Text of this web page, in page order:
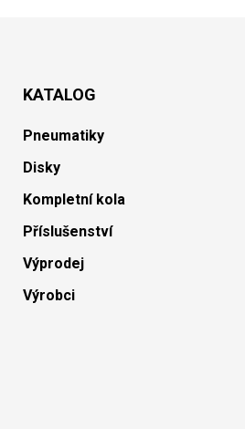
KATALOG
Pneumatiky
Disky
Kompletní kola
Příslušenství
Výprodej
Výrobci